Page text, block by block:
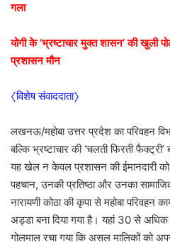
गला
योगी के ‘भ्रष्टाचार मुक्त शासन’ की खुली
प्रशासन मौन
〈विशेष संवाददाता〉
लखनऊ/महोबा उत्तर प्रदेश का परिवहन
बल्कि भ्रष्टाचार की ‘चलती फिरती
यह खेल न केवल प्रशासन की ईमानदारी को
पहचान, उनकी प्रतिष्ठा और उनका
नारायणी कोठा की कृपा से महोबा परिवहन
अड्डा बना दिया गया है। यहां 30 से
गोलमाल रचा गया कि असल मालिकों को